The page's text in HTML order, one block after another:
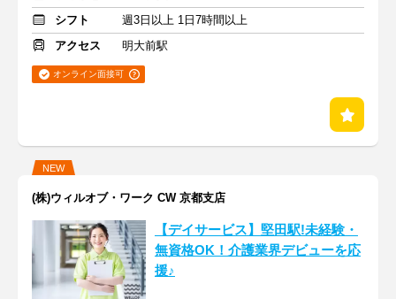
シフト
週3日以上 1日7時間以上
アクセス
明大前駅
オンライン面接可
NEW
(株)ウィルオブ・ワーク CW 京都支店
【デイサービス】堅田駅!未経験・
無資格OK！介護業界デビューを応
援♪